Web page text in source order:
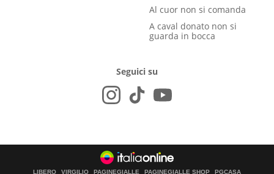
Al cuor non si comanda
A caval donato non si
guarda in bocca
Seguici su
LIBERO VIRGILIO PAGINEGIALLE PAGINEGIALLE SHOP PGCASA